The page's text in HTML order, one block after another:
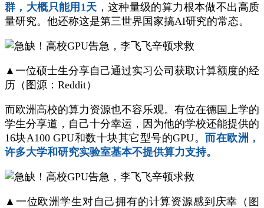
群，大概只能用1天 ，这种量级的算力根本做不出高质
量研究。他还称这是第三世界国家搞AI研究的常态。
▲一位硕士生分享自己通过实习公司获取计算额度的经
历（图源：Reddit）
而欧洲高校的算力资源也不容乐观。有位在德国上学的
学生分享道，自己十分幸运，因为他的学校还能提供的
16块A100 GPU和数十块其它型号的GPU。而在欧洲，
许多大学和研究实验室基本不提供算力支持。
▲一位欧洲学生对自己拥有的计算资源感到庆幸（图